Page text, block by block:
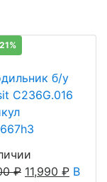
б/у
C236G.016
₽ 11,990 ₽ В